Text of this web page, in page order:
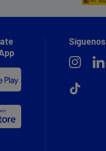
Síguenos